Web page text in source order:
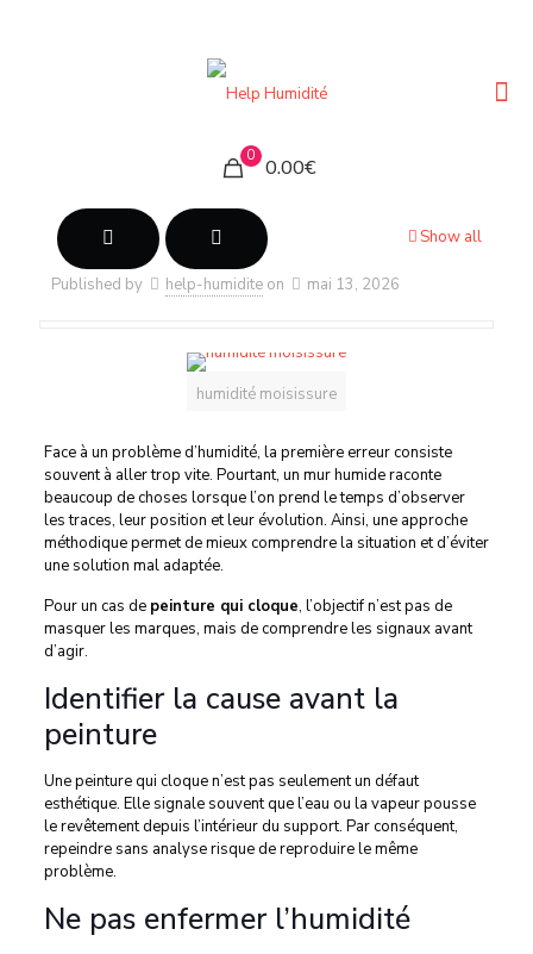
0 0.00€
Show all
Published by help-humidite on mai 13, 2026
humidité moisissure
Face à un problème d’humidité, la première erreur consiste
souvent à aller trop vite. Pourtant, un mur humide raconte
beaucoup de choses lorsque l’on prend le temps d’observer
les traces, leur position et leur évolution. Ainsi, une approche
méthodique permet de mieux comprendre la situation et d’éviter
une solution mal adaptée.
Pour un cas de peinture qui cloque, l’objectif n’est pas de
masquer les marques, mais de comprendre les signaux avant
d’agir.
Identifier la cause avant la
peinture
Une peinture qui cloque n’est pas seulement un défaut
esthétique. Elle signale souvent que l’eau ou la vapeur pousse
le revêtement depuis l’intérieur du support. Par conséquent,
repeindre sans analyse risque de reproduire le même
problème.
Ne pas enfermer l’humidité